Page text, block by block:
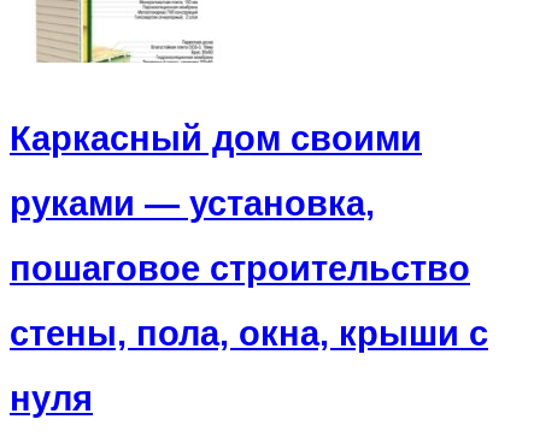
Каркасный дом своими
руками — установка,
пошаговое строительство
стены, пола, окна, крыши с
нуля